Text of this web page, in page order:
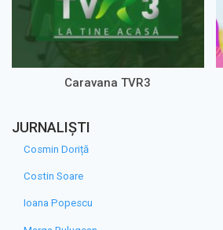
Caravana TVR3
JURNALIȘTI
Cosmin Doriță
Costin Soare
Ioana Popescu